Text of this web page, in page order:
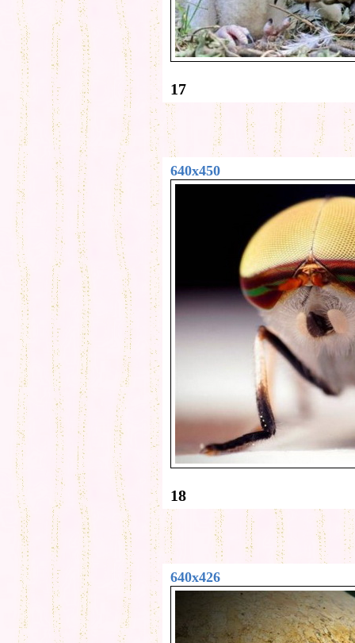
17
640x450
18
640x426